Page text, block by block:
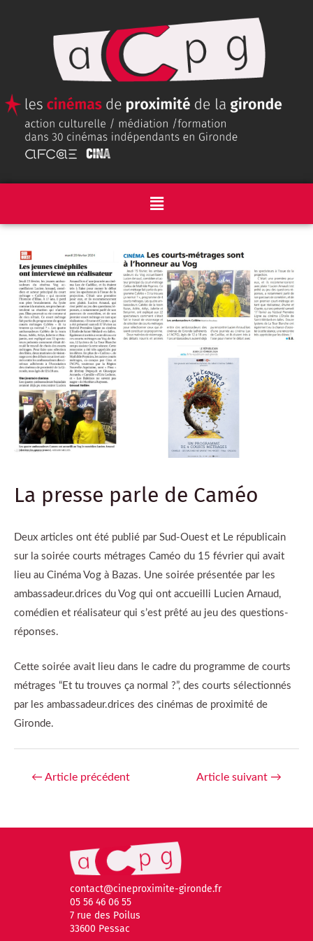
La presse parle de Caméo
Deux articles ont été publié par Sud-Ouest et Le républicain
sur la soirée courts métrages Caméo du 15 février qui avait
lieu au Cinéma Vog à Bazas. Une soirée présentée par les
ambassadeur.drices du Vog qui ont accueilli Lucien Arnaud,
comédien et réalisateur qui s’est prêté au jeu des questions-
réponses.
Cette soirée avait lieu dans le cadre du programme de courts
métrages “Et tu trouves ça normal ?”, des courts sélectionnés
par les ambassadeur.drices des cinémas de proximité de
Gironde.
← Article précédent Article suivant →
contact@cineproximite-gironde.fr
05 56 46 06 55
7 rue des Poilus
33600 Pessac